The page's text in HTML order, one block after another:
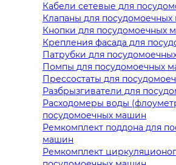
Кабели сетевые для
Клапаны для
Кнопки для посудомоечных
Крепления фасада для
Патрубки для
Помпы для посудомоечных
Прессостаты для
Разбрызгиватели для
Расходомеры воды
посудомоечных машин
Ремкомплект поддона для
машин
Ремкомплект